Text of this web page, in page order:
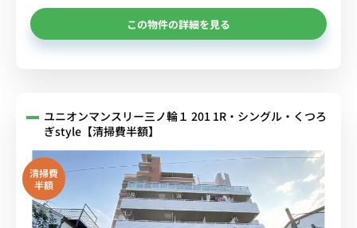
この物件の詳細を見る
ユニオンマンスリー三ノ輪１ 201 1R・シングル・くつろ
ぎstyle【清掃費半額】
清掃費
半額